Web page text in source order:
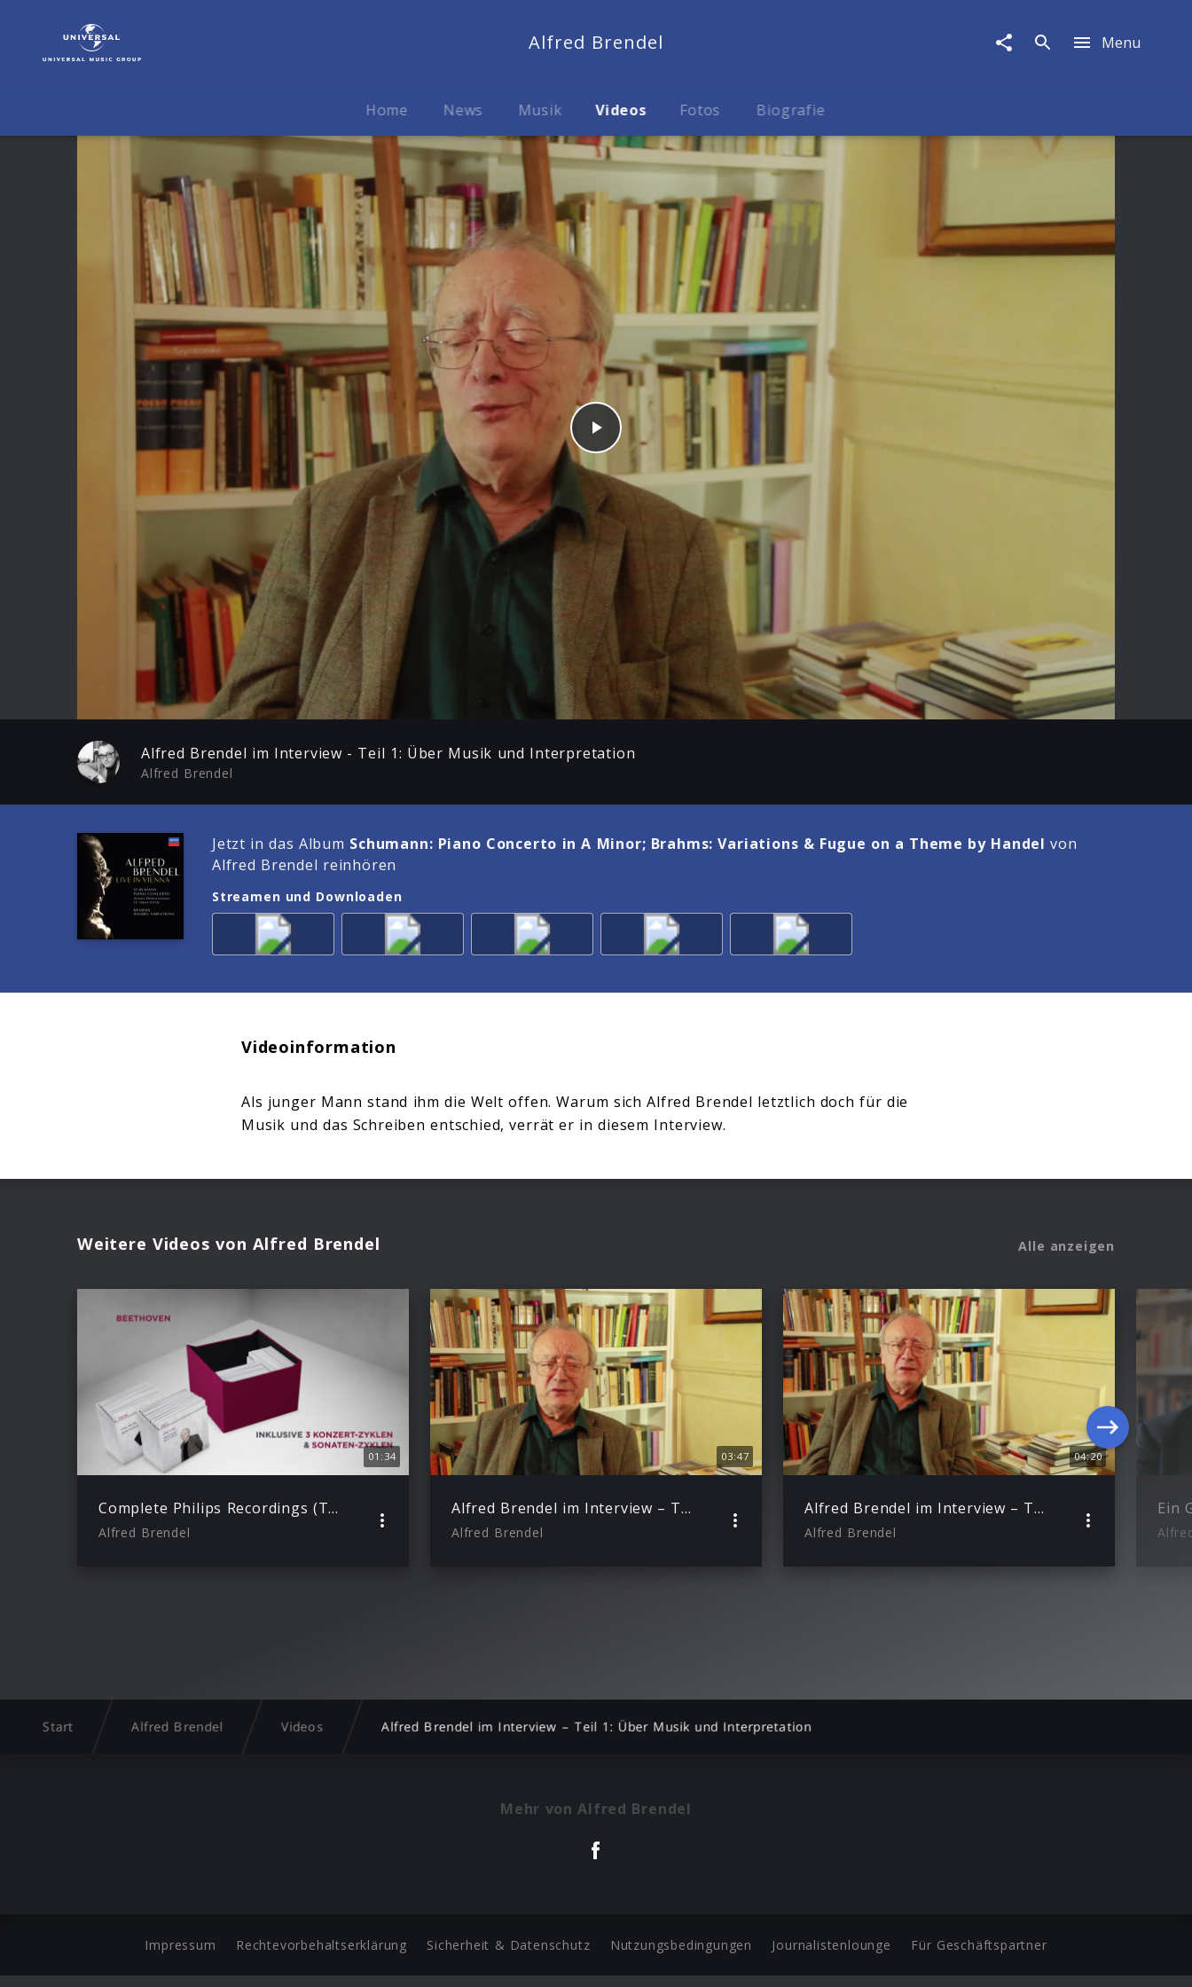
Brendel
Alfred Brendel Menu
Home News Musik Videos Fotos Biografie
Play
06:35
Mute
Enter
Play
Alfred Brendel im Interview - Teil 1: Über Musik und Interpretation
Alfred Brendel
Jetzt in das Album Schumann: Piano Concerto in A Minor; Brahms: Variations & Fugue on a Theme by Handel von
Alfred Brendel reinhören
Streamen und Downloaden
Videoinformation
Als junger Mann stand ihm die Welt offen. Warum sich Alfred Brendel letztlich doch für die
Musik und das Schreiben entschied, verrät er in diesem Interview.
Weitere Videos von Alfred Brendel Alle anzeigen
01:34
Complete Philips Recordings (Trailer)
Alfred Brendel
03:47
Alfred Brendel im Interview – Teil 3: Über Leben und Karriere
Alfred Brendel
04:20
Alfred Brendel im Interview – Teil 2: Über seine Aufnahmen für Philips
Alfred Brendel
Start Alfred Brendel Videos Alfred Brendel im Interview – Teil 1: Über Musik und Interpretation
Mehr von Alfred Brendel
Impressum Rechtevorbehaltserklärung Sicherheit & Datenschutz Nutzungsbedingungen Journalistenlounge Für Geschäftspartner